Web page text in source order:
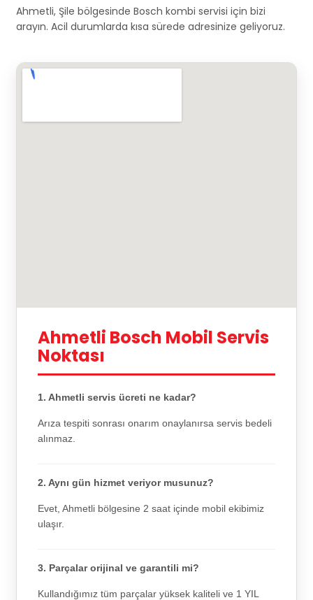
Ahmetli, Şile bölgesinde Bosch kombi servisi için bizi
arayın. Acil durumlarda kısa sürede adresinize geliyoruz.
Ahmetli Bosch Mobil Servis
Noktası
1. Ahmetli servis ücreti ne kadar?
Arıza tespiti sonrası onarım onaylanırsa servis bedeli
alınmaz.
2. Aynı gün hizmet veriyor musunuz?
Evet, Ahmetli bölgesine 2 saat içinde mobil ekibimiz
ulaşır.
3. Parçalar orijinal ve garantili mi?
Kullandığımız tüm parçalar yüksek kaliteli ve 1 YIL